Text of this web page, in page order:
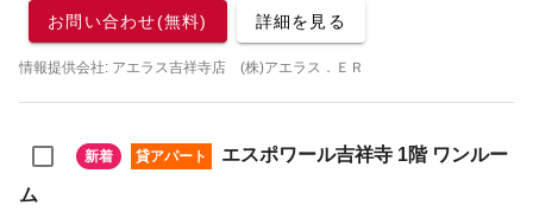
お問い合わせ(無料) 詳細を見る
情報提供会社: アエラス吉祥寺店 (株)アエラス．ＥＲ
新着 貸アパート
エスポワール吉祥寺 1階 ワンルー
ム